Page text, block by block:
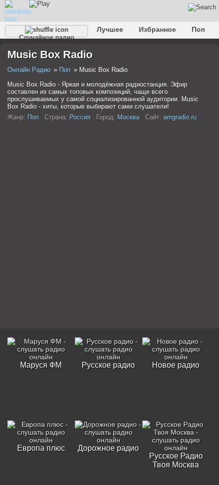
Случайное радио
Лучшее Избранное
Поп
Разговорное
Рэп
Music Box Radio
Онлайн Радио Поп
Music Box Radio
Music Box Radio - Яркая и молодёжная радиостанция. Эфир
составлен из самых топовых композиций, чаще всего
прослушиваемых у самой социализированной аудитории. Music
Box Radio - хиты, которые выбирают сами слушатели!
Жанр: Поп Страна: Россия Город: Москва Сайт: amgradio.ru
Маруся ФМ Русское радио Новое радио
Европа плюс
Дорожное радио
Русское Радио
Твоя Москва